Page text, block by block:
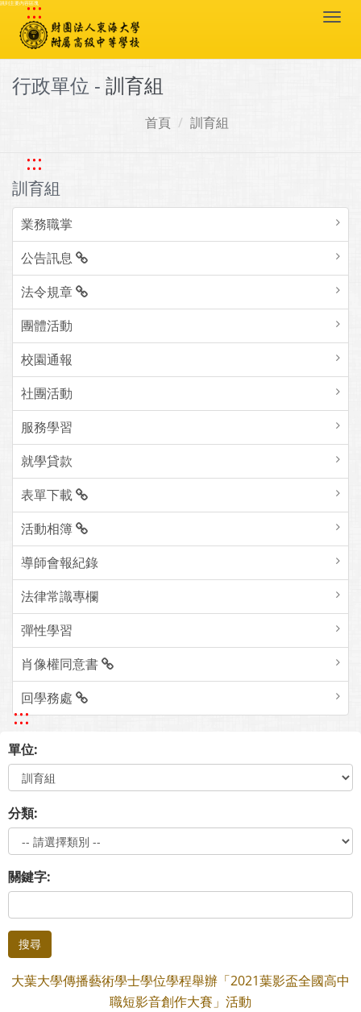
跳到主要內容區塊
:::
行政單位 - 訓育組
首頁 訓育組
:::
訓育組
業務職掌
公告訊息
法令規章
團體活動
校園通報
社團活動
服務學習
就學貸款
表單下載
活動相簿
導師會報紀錄
法律常識專欄
彈性學習
肖像權同意書
回學務處
:::
單位:
分類:
關鍵字:
搜尋
大葉大學傳播藝術學士學位學程舉辦「2021葉影盃全國高中
職短影音創作大賽」活動